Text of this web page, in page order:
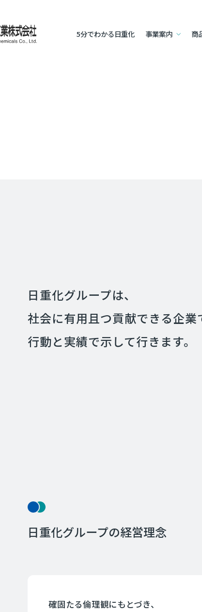
5分でわかる日重化 事業案内 商
日重化グループは、
社会に有用且つ貢献できる企業
行動と実績で示して行きます。
日重化グループの経営理念
確固たる倫理観にもとづき、